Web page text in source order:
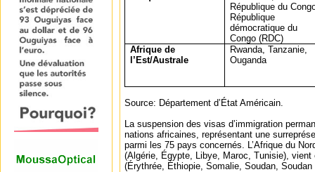
République du
République
démocratique du
Congo (RDC)
Afrique de
l’Est/Australe
Rwanda, Tanzanie,
Ouganda
Source: Département d’État Américain.
La suspension des visas d’immigration
nations africaines, représentant une
parmi les 75 pays concernés. L’Afrique du
(Algérie, Égypte, Libye, Maroc, Tunisie), vient
(Érythrée, Éthiopie, Somalie, Soudan, Soudan